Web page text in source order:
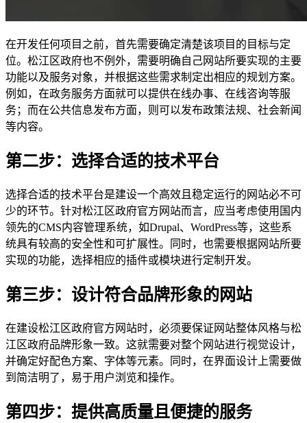
在开发任何项目之前，首先需要确定清楚该项目的目标与定
位。松江区政府也不例外，需要明确自己网站所要实现的主要
功能以及服务对象，并根据这些需求制定出相应的规划方案。
例如，在政务服务方面就可以提供在线办事、在线咨询等服
务；而在公共信息发布方面，则可以发布政策法规、社会新闻
等内容。
第二步：选择合适的技术平台
选择合适的技术平台是建设一个高效且稳定运行的网站必不可
少的环节。针对松江区政府官方网站而言，应当考虑使用国内
领先的CMS内容管理系统，如Drupal、WordPress等，这些系
统具有较高的安全性和可扩展性。同时，也需要根据网站所要
实现的功能，选择相应的插件或模块进行定制开发。
第三步：设计符合品牌形象的网站
在建设松江区政府官方网站时，必须要保证网站整体风格与松
江区政府品牌形象一致。这就需要对整个网站进行视觉设计，
并确定好配色方案、字体等元素。同时，在界面设计上需要做
到简洁明了，易于用户浏览和操作。
第四步：提供高质量且便捷的服务